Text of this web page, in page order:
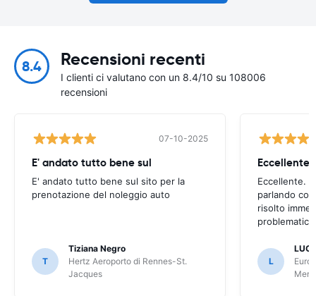
8.4 Recensioni recenti
I clienti ci valutano con un 8.4/10 su 108006
recensioni
07-10-2025
E' andato tutto bene sul
E' andato tutto bene sul sito per la
prenotazione del noleggio auto
T
Tiziana Negro
Hertz Aeroporto di Rennes-St.
Jacques
Eccellente.
parlando
risolto
L